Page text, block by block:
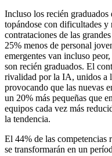
Incluso los recién graduados
topándose con dificultades y
contrataciones de las
25% menos de personal
emergentes van incluso
son recién graduados. El
rivalidad por la IA, unidos a
provocando que las nuevas
un 20% más pequeñas que
equipos cada vez más
la tendencia.
El 44% de las competencias
se transformarán en un